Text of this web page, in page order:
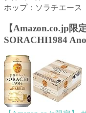
ホップ：ソラチエース
【Amazon.co.jp限
SORACHI1984